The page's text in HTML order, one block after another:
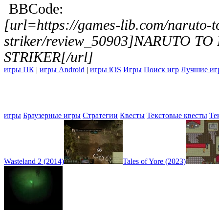
BBCode:
[url=https://games-lib.com/naruto-
striker/review_50903]NARUTO
STRIKER[/url]
игры ПК | игры Android | игры iOS Игры Поиск игр Лучшие
игры Браузерные игры Стратегии Квесты Текстовые квесты
Wasteland 2 (2014) Tales of Yore (2023)